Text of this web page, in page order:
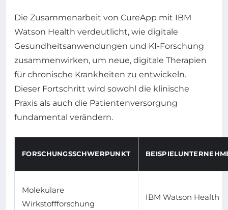
Die Zusammenarbeit von CureApp mit IBM
Watson Health verdeutlicht, wie digitale
Gesundheitsanwendungen und KI-Forschung
zusammenwirken, um neue, digitale Therapien
für chronische Krankheiten zu entwickeln.
Dieser Fortschritt wird sowohl die klinische
Praxis als auch die Patientenversorgung
fundamental verändern.
FORSCHUNGSSCHWERPUNKT
Molekulare
Wirkstoffforschung
IBM Watson Health